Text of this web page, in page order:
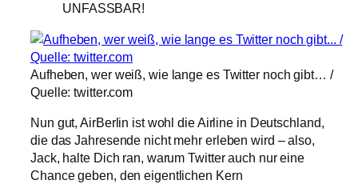
UNFASSBAR!
Aufheben, wer weiß, wie lange es Twitter noch gibt… /
Quelle: twitter.com
Nun gut, AirBerlin ist wohl die Airline in Deutschland,
die das Jahresende nicht mehr erleben wird – also,
Jack, halte Dich ran, warum Twitter auch nur eine
Chance geben, den eigentlichen Kern